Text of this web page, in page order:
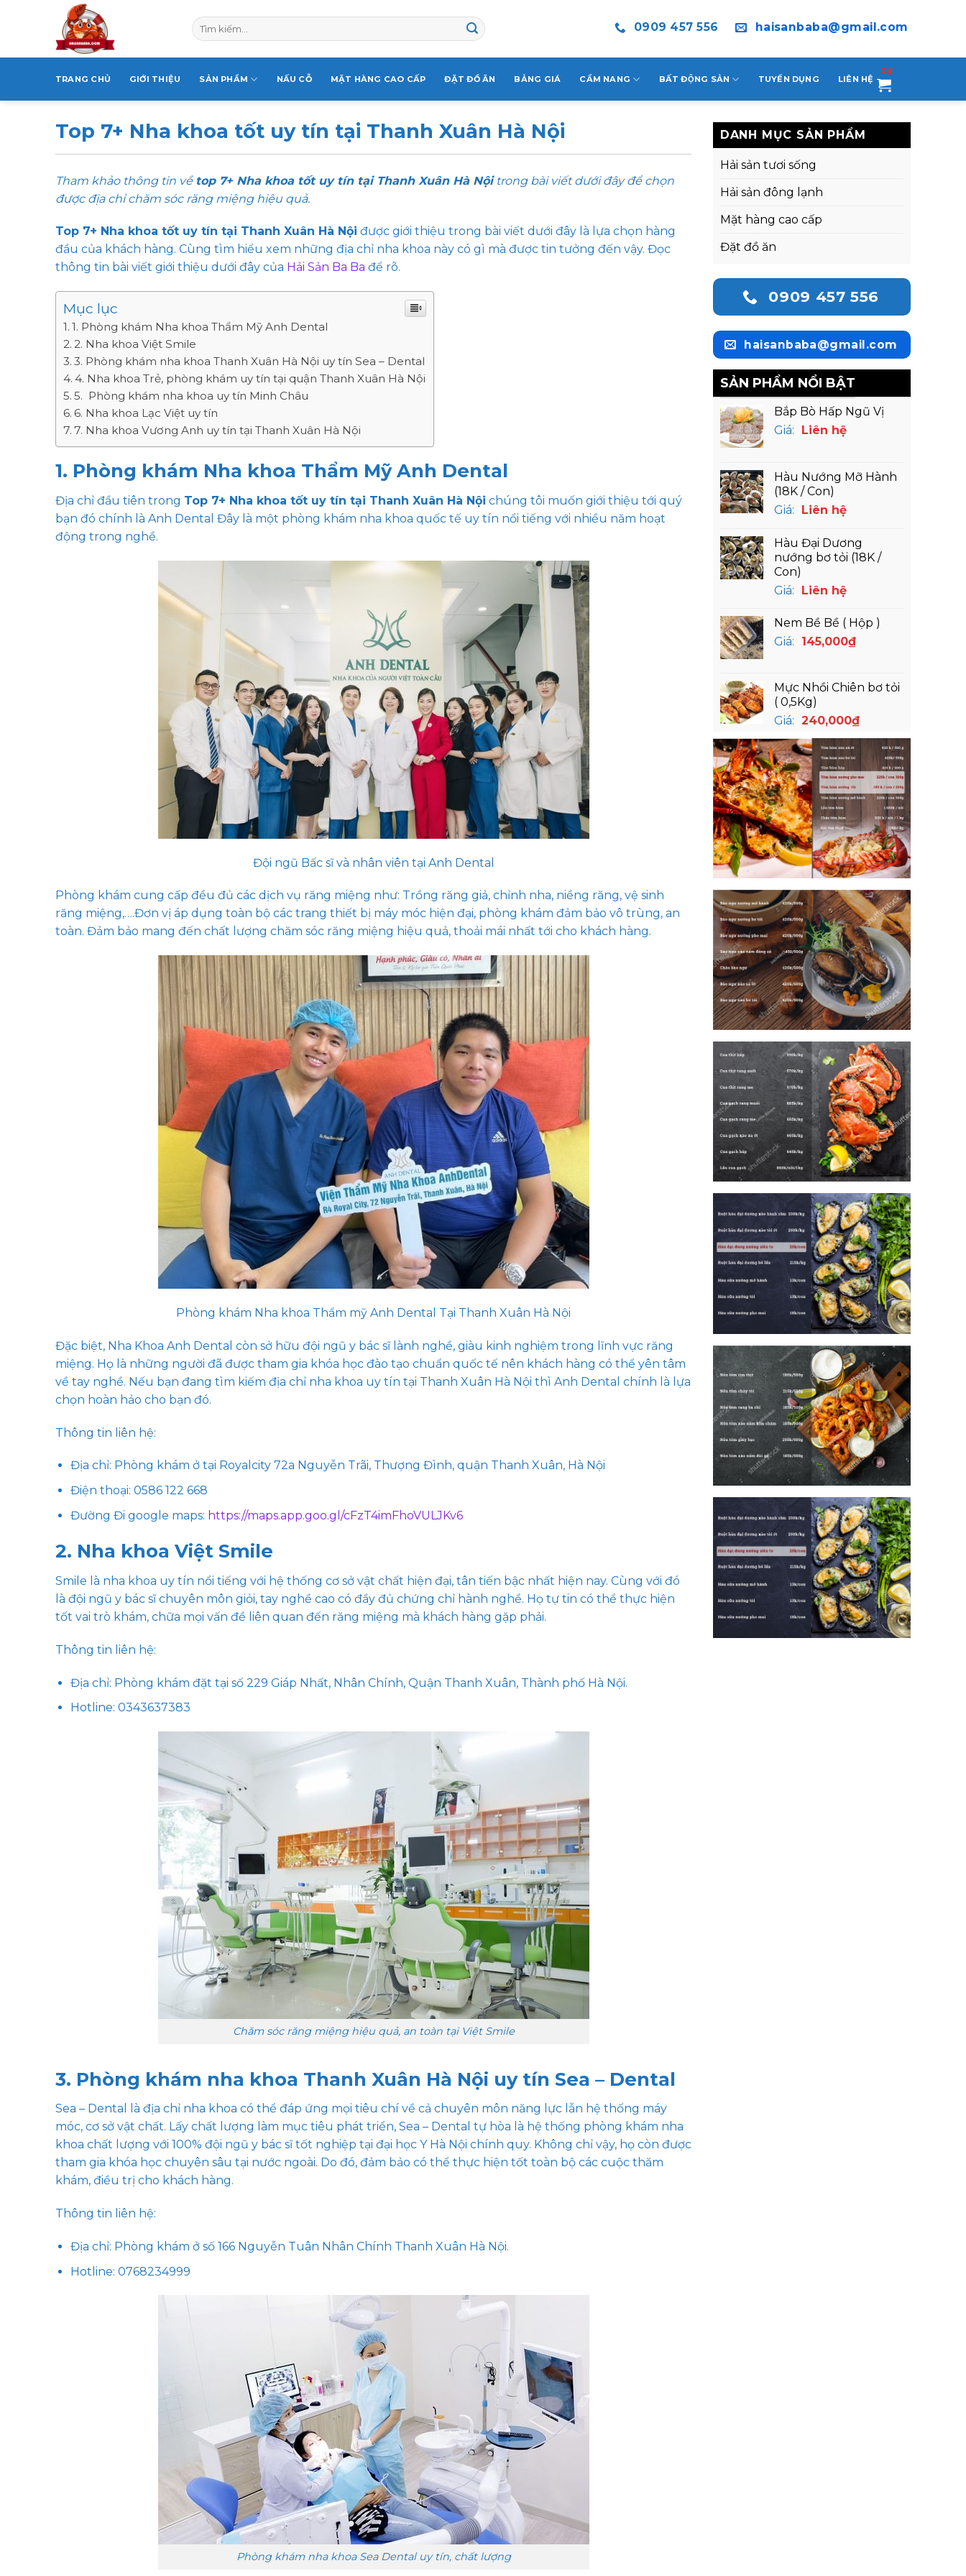
Tìm
kiếm:
0909 457 556 haisanbaba@gmail.com
TRANG CHỦ GIỚI THIỆU SẢN PHẨM NẤU CỖ MẶT HÀNG CAO CẤP ĐẶT ĐỒ ĂN BẢNG GIÁ CẨM NANG BẤT ĐỘNG SẢN TUYỂN DỤNG LIÊN HỆ
0₫
Top 7+ Nha khoa tốt uy tín tại Thanh Xuân Hà Nội
Tham khảo thông tin về top 7+ Nha khoa tốt uy tín tại Thanh Xuân Hà Nộitrong bài viết dưới đây để chọn
được địa chỉ chăm sóc răng miệng hiệu quả.
Top 7+ Nha khoa tốt uy tín tại Thanh Xuân Hà Nội được giới thiệu trong bài viết dưới đây là lựa chọn hàng
đầu của khách hàng. Cùng tìm hiểu xem những địa chỉ nha khoa này có gì mà được tin tưởng đến vậy. Đọc
thông tin bài viết giới thiệu dưới đây của Hải Sản Ba Ba để rõ.
Mục lục
1. Phòng khám Nha khoa Thẩm Mỹ Anh Dental
2. Nha khoa Việt Smile
3. Phòng khám nha khoa Thanh Xuân Hà Nội uy tín Sea – Dental
4. Nha khoa Trẻ, phòng khám uy tín tại quận Thanh Xuân Hà Nội
5. Phòng khám nha khoa uy tín Minh Châu
6. Nha khoa Lạc Việt uy tín
7. Nha khoa Vương Anh uy tín tại Thanh Xuân Hà Nội
1. Phòng khám Nha khoa Thẩm Mỹ Anh Dental
Địa chỉ đầu tiên trong Top 7+ Nha khoa tốt uy tín tại Thanh Xuân Hà Nội chúng tôi muốn giới thiệu tới quý
bạn đó chính là Anh Dental Đây là một phòng khám nha khoa quốc tế uy tín nổi tiếng với nhiều năm hoạt
động trong nghề.
Đội ngũ Bấc sĩ và nhân viên tại Anh Dental
Phòng khám cung cấp đều đủ các dịch vụ răng miệng như: Trồng răng giả, chỉnh nha, niềng răng, vệ sinh
răng miệng,….Đơn vị áp dụng toàn bộ các trang thiết bị máy móc hiện đại, phòng khám đảm bảo vô trùng, an
toàn. Đảm bảo mang đến chất lượng chăm sóc răng miệng hiệu quả, thoải mái nhất tới cho khách hàng.
Phòng khám Nha khoa Thẩm mỹ Anh Dental Tại Thanh Xuân Hà Nội
Đặc biệt, Nha Khoa Anh Dental còn sở hữu đội ngũ y bác sĩ lành nghề, giàu kinh nghiệm trong lĩnh vực răng
miệng. Họ là những người đã được tham gia khóa học đào tạo chuẩn quốc tế nên khách hàng có thể yên tâm
về tay nghề. Nếu bạn đang tìm kiếm địa chỉ nha khoa uy tín tại Thanh Xuân Hà Nội thì Anh Dental chính là lựa
chọn hoàn hảo cho bạn đó.
Thông tin liên hệ:
Địa chỉ: Phòng khám ở tại Royalcity 72a Nguyễn Trãi, Thượng Đình, quận Thanh Xuân, Hà Nội
Điện thoại: 0586 122 668
Đường Đi google maps: https://maps.app.goo.gl/cFzT4imFhoVULJKv6
2. Nha khoa Việt Smile
Smile là nha khoa uy tín nổi tiếng với hệ thống cơ sở vật chất hiện đại, tân tiến bậc nhất hiện nay. Cùng với đó
là đội ngũ y bác sĩ chuyên môn giỏi, tay nghề cao có đầy đủ chứng chỉ hành nghề. Họ tự tin có thể thực hiện
tốt vai trò khám, chữa mọi vấn đề liên quan đến răng miệng mà khách hàng gặp phải.
Thông tin liên hệ:
Địa chỉ: Phòng khám đặt tại số 229 Giáp Nhất, Nhân Chính, Quận Thanh Xuân, Thành phố Hà Nội.
Hotline: 0343637383
Chăm sóc răng miệng hiệu quả, an toàn tại Việt Smile
3. Phòng khám nha khoa Thanh Xuân Hà Nội uy tín Sea – Dental
Sea – Dental là địa chỉ nha khoa có thể đáp ứng mọi tiêu chí về cả chuyên môn năng lực lẫn hệ thống máy
móc, cơ sở vật chất. Lấy chất lượng làm mục tiêu phát triển, Sea – Dental tự hòa là hệ thống phòng khám nha
khoa chất lượng với 100% đội ngũ y bác sĩ tốt nghiệp tại đại học Y Hà Nội chính quy. Không chỉ vậy, họ còn được
tham gia khóa học chuyên sâu tại nước ngoài. Do đó, đảm bảo có thể thực hiện tốt toàn bộ các cuộc thăm
khám, điều trị cho khách hàng.
Thông tin liên hệ:
Địa chỉ: Phòng khám ở số 166 Nguyễn Tuân Nhân Chính Thanh Xuân Hà Nội.
Hotline: 0768234999
Phòng khám nha khoa Sea Dental uy tín, chất lượng
DANH MỤC SẢN PHẨM
Hải sản tươi sống
Hải sản đông lạnh
Mặt hàng cao cấp
Đặt đồ ăn
0909 457 556
haisanbaba@gmail.com
SẢN PHẨM NỔI BẬT
Bắp Bò Hấp Ngũ Vị
Giá:
Liên hệ
Hàu Nướng Mỡ Hành
(18K / Con)
Giá:
Liên hệ
Hàu Đại Dương
nướng bơ tỏi (18K /
Con)
Giá:
Liên hệ
Nem Bề Bề ( Hộp )
Giá:
145,000₫
Mực Nhồi Chiên bơ tỏi
( 0,5Kg)
Giá: 240,000₫